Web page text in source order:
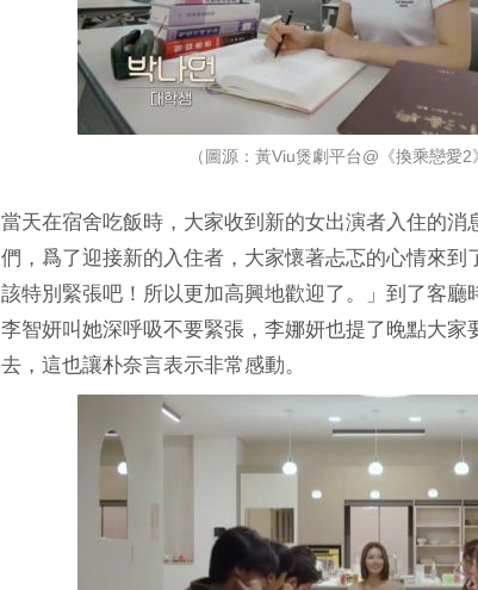
（圖源：黃Viu煲劇平台@《換乘戀愛2
當天在宿舍吃飯時，大家收到新的女出演者入住的消
們，爲了迎接新的入住者，大家懷著忐忑的心情來到
該特別緊張吧！所以更加高興地歡迎了。」到了客廳
李智妍叫她深呼吸不要緊張，李娜妍也提了晚點大家
去，這也讓朴奈言表示非常感動。